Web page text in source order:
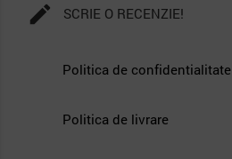
 SCRIE O RECENZIE!
Politica de confidentialitate
Politica de livrare